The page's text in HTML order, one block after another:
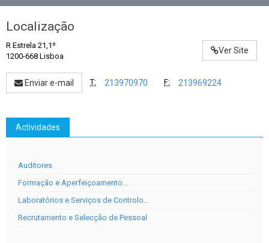
Localização
Ver Site
R Estrela 21,1º
1200-668 Lisboa
Enviar e-mail T: 213970970 F: 213969224
Actividades
Auditores
Formação e Aperfeiçoamento…
Laboratórios e Serviços de Controlo…
Recrutamento e Selecção de Pessoal